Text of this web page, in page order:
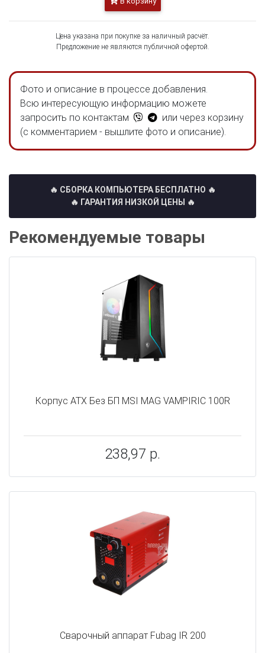
Цена указана при покупке за наличный расчёт.
Предложение не являются публичной офертой.
Фото и описание в процессе добавления.
Всю интересующую информацию можете
запросить по контактам
или через корзину
(с комментарием - вышлите фото и описание).
🔥 СБОРКА КОМПЬЮТЕРА БЕСПЛАТНО 🔥
🔥 ГАРАНТИЯ НИЗКОЙ ЦЕНЫ 🔥
Рекомендуемые товары
Корпус ATX Без БП MSI MAG VAMPIRIC 100R
238,97 р.
Сварочный аппарат Fubag IR 200